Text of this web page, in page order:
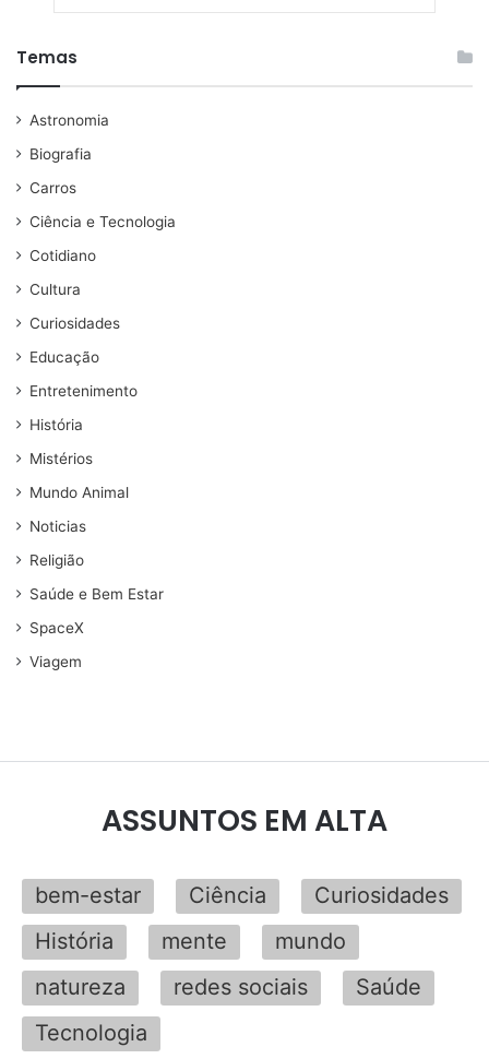
Temas
Astronomia
Biografia
Carros
Ciência e Tecnologia
Cotidiano
Cultura
Curiosidades
Educação
Entretenimento
História
Mistérios
Mundo Animal
Noticias
Religião
Saúde e Bem Estar
SpaceX
Viagem
ASSUNTOS EM ALTA
bem-estar Ciência
Curiosidades
História
mente
mundo
natureza
redes sociais
Saúde
Tecnologia